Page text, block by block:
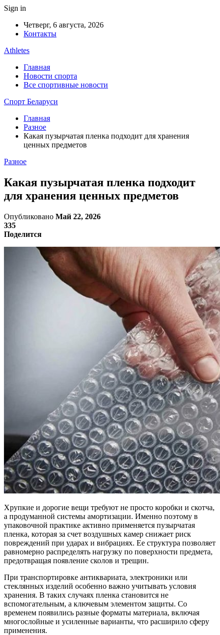
Sign in
Четверг, 6 августа, 2026
Контакты
Athletes
Главная
Новости спорта
Все спортивные новости
Спорт Беларуси
Главная
Разное
Какая пузырчатая пленка подходит для хранения
ценных предметов
Разное
Какая пузырчатая пленка подходит
для хранения ценных предметов
Опубликовано Май 22, 2026
335
Поделится
Хрупкие и дорогие вещи требуют не просто коробки и скотча,
а продуманной системы амортизации. Именно поэтому в
упаковочной практике активно применяется пузырчатая
пленка, которая за счет воздушных камер снижает риск
повреждений при ударах и вибрациях. Ее структура позволяет
равномерно распределять нагрузку по поверхности предмета,
предотвращая появление сколов и трещин.
При транспортировке антиквариата, электроники или
стеклянных изделий особенно важно учитывать условия
хранения. В таких случаях пленка становится не
вспомогательным, а ключевым элементом защиты. Со
временем появились разные форматы материала, включая
многослойные и усиленные варианты, что расширило сферу
применения.